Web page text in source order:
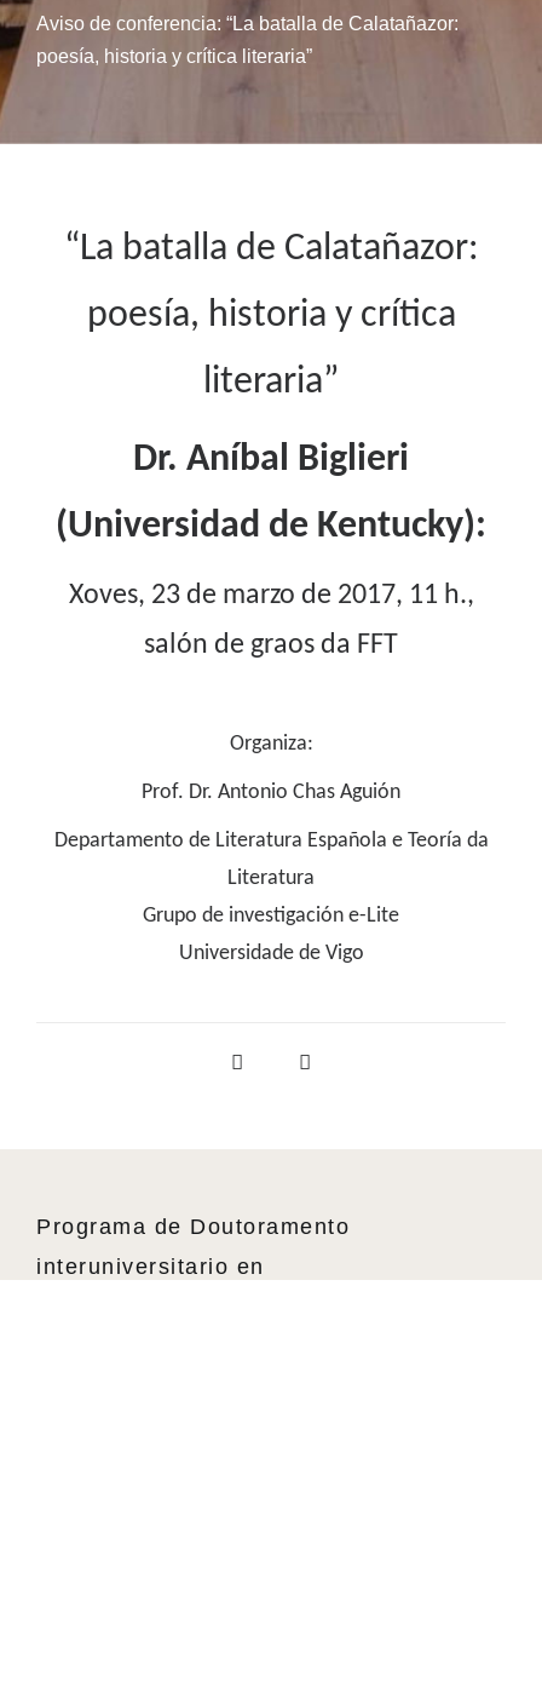
Aviso de conferencia: “La batalla de Calatañazor:
poesía, historia y crítica literaria”
“La batalla de Calatañazor:
poesía, historia y crítica
literaria”
Dr. Aníbal Biglieri
(Universidad de Kentucky):
Xoves, 23 de marzo de 2017, 11 h.,
salón de graos da FFT
Organiza:
Prof. Dr. Antonio Chas Aguión
Departamento de Literatura Española e Teoría da
Literatura
Grupo de investigación e-Lite
Universidade de Vigo
Programa de Doutoramento
interuniversitario en